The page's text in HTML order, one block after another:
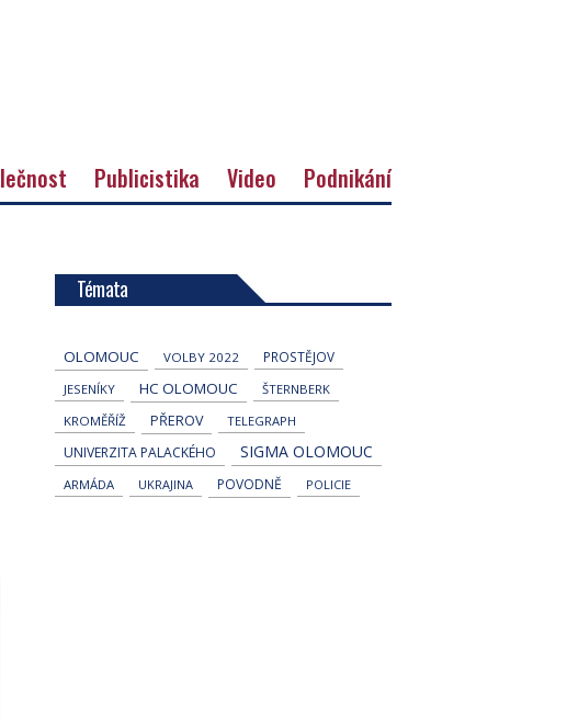
Publicistika Video Podnikání
Témata
OLOMOUC VOLBY 2022 PROSTĚJOV
JESENÍKY HC OLOMOUC
ŠTERNBERK
KROMĚŘÍŽ
PŘEROV TELEGRAPH
UNIVERZITA PALACKÉHO SIGMA OLOMOUC
ARMÁDA UKRAJINA POVODNĚ POLICIE